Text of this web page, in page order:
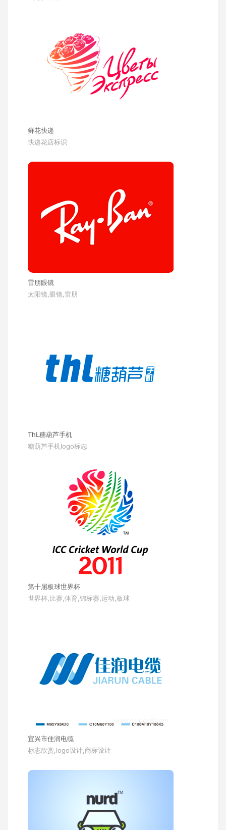
鲜花快递
快递花店标识
雷朋眼镜
太阳镜,眼镜,雷朋
ThL糖葫芦手机
糖葫芦手机logo标志
第十届板球世界杯
世界杯,比赛,体育,锦标赛,运动,板球
宜兴市佳润电缆
标志欣赏,logo设计,商标设计